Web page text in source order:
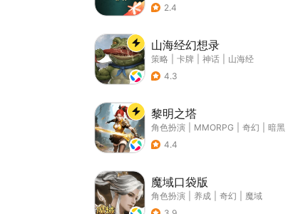
2.4
山海经幻想录
策略 卡牌 神话
山海经
4.3
黎明之塔
角色扮演 MMORPG 奇幻
暗黑
4.4
魔域口袋版
角色扮演 养成 奇幻
魔域